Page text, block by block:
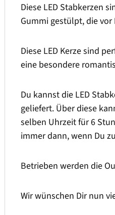
Diese LED Stabkerzen
Gummi gestülpt, die
Diese LED Kerze sind
eine besondere
Du kannst die LED
geliefert. Über diese
selben Uhrzeit für 6
immer dann, wenn Du
Betrieben werden die
Wir wünschen Dir nun